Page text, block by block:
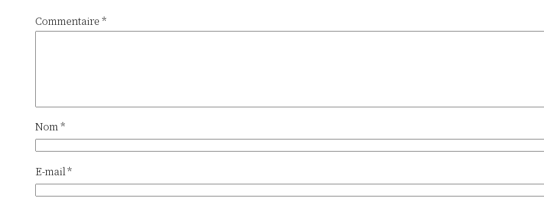
Commentaire *
Nom*
E-mail*